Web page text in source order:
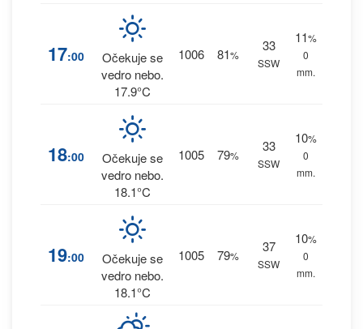
17:00
Očekuje se
vedro nebo.
17.9°C
1006 81%
33
SSW
11%
0
mm.
18:00
Očekuje se
vedro nebo.
18.1°C
1005 79%
33
SSW
10%
0
mm.
19:00
Očekuje se
vedro nebo.
18.1°C
1005 79%
37
SSW
10%
0
mm.